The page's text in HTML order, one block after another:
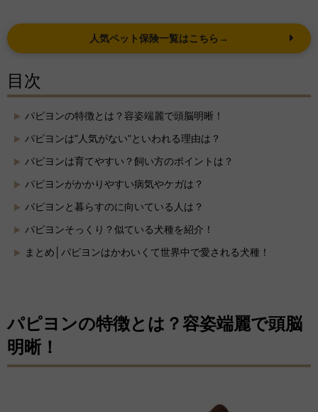
人気ペット保険一覧はこちら→
目次
パピヨンの特徴とは？容姿端麗で頭脳明晰！
パピヨンは"人気がない"といわれる理由は？
パピヨンは育てやすい？飼い方のポイントは？
パピヨンがかかりやすい病気やケガは？
パピヨンと暮らすのに向いている人は？
パピヨンそっくり？似ている犬種を紹介！
まとめ│パピヨンはかわいくて世界中で愛される犬種！
パピヨンの特徴とは？容姿端麗で頭脳
明晰！